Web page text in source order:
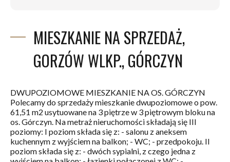
MIESZKANIE NA SPRZEDAŻ,
GORZÓW WLKP., GÓRCZYN
DWUPOZIOMOWE MIESZKANIE NA OS. GÓRCZYN
Polecamy do sprzedaży mieszkanie dwupoziomowe o pow.
61,51 m2 usytuowane na 3 piętrze w 3 piętrowym bloku na
os. Górczyn. Na metraż nieruchomości składają się III
poziomy: I poziom składa się z: - salonu z aneksem
kuchennym z wyjściem na balkon; - WC; - przedpokoju. II
poziom składa się z: - dwóch sypialni, z czego jedna z